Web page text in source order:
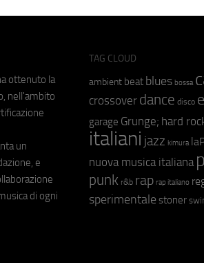
ottenuto la
nell'ambito
un
e
di ogni
TAG CLOUD
ambient beat blues bossa
crossover dance disco
garage Grunge; hard
italiani jazz kimura
nuova musica italiana
punk r&b rap rap italiano
sperimentale stoner